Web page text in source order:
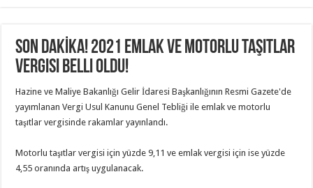
SON DAKİKA! 2021 Emlak ve Motorlu Taşıtlar
Vergisi Belli Oldu!
Hazine ve Maliye Bakanlığı Gelir İdaresi Başkanlığının Resmi Gazete'de
yayımlanan Vergi Usul Kanunu Genel Tebliği ile emlak ve motorlu
taşıtlar vergisinde rakamlar yayınlandı.
Motorlu taşıtlar vergisi için yüzde 9,11 ve emlak vergisi için ise yüzde
4,55 oranında artış uygulanacak.